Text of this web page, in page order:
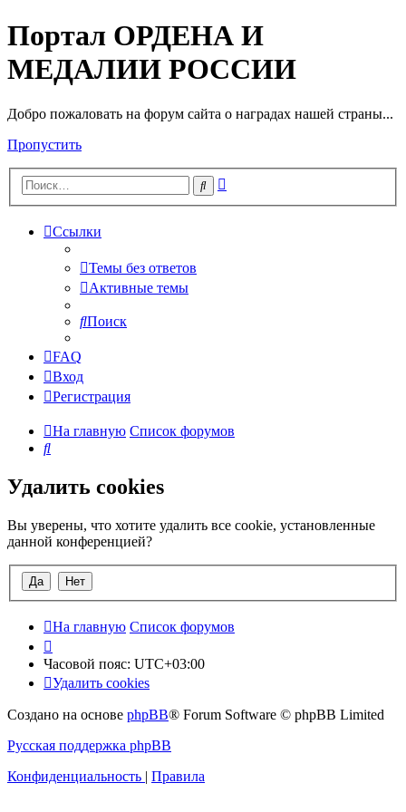
Портал ОРДЕНА И
МЕДАЛИИ РОССИИ
Добро пожаловать на форум сайта о наградах нашей страны...
Пропустить
Поиск
Ссылки
Темы без ответов
Активные темы
Поиск
FAQ
Вход
Регистрация
На главную Список форумов
Поиск
Удалить cookies
Вы уверены, что хотите удалить все cookie, установленные
данной конференцией?
На главную Список форумов
Часовой пояс: UTC+03:00
Удалить cookies
Создано на основе phpBB® Forum Software © phpBB Limited
Русская поддержка phpBB
Конфиденциальность | Правила